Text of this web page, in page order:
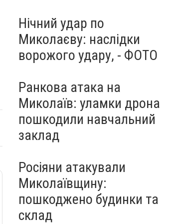
Нічний удар по
Миколаєву: наслідки
ворожого удару, - ФОТО
Ранкова атака на
Миколаїв: уламки дрона
пошкодили навчальний
заклад
Росіяни атакували
Миколаївщину:
пошкоджено будинки та
склад